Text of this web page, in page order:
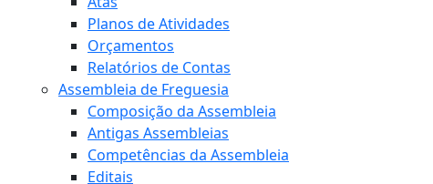
Planos de Atividades
Orçamentos
Relatórios de Contas
Assembleia de Freguesia
Composição da Assembleia
Antigas Assembleias
Competências da Assembleia
Editais